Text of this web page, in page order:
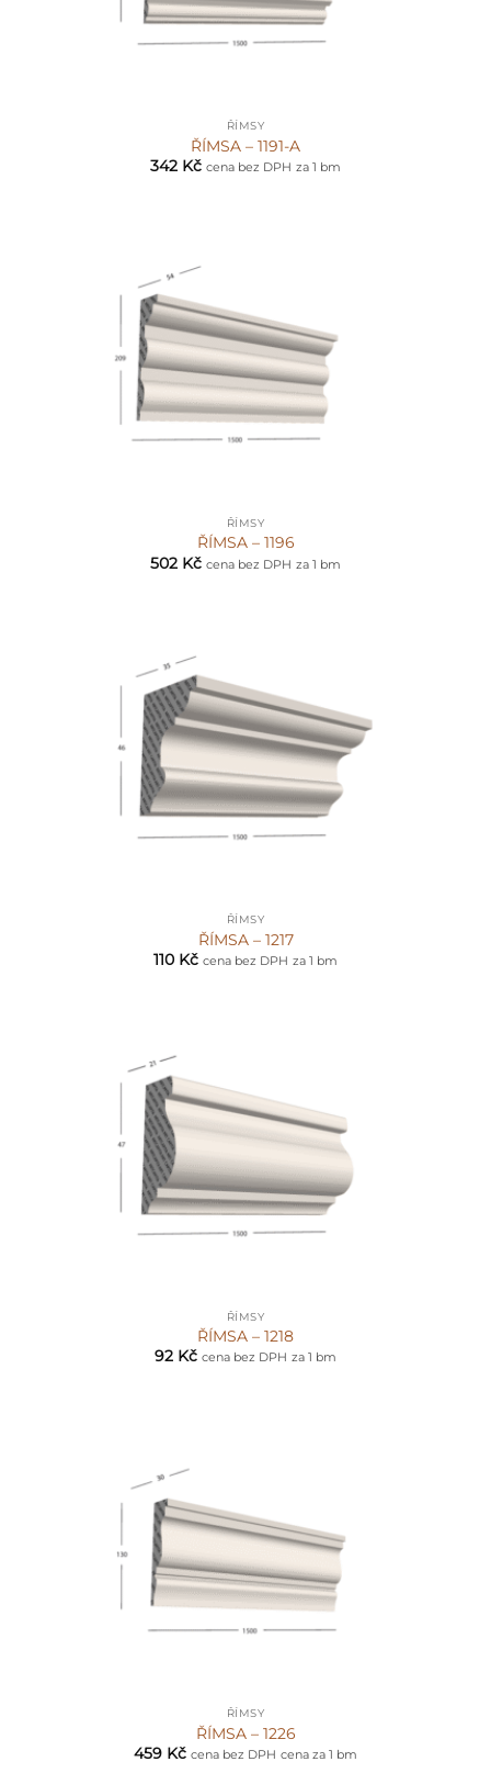
ŘÍMSY
ŘÍMSA – 1191-A
342 Kč cena bez DPH za 1 bm
ŘÍMSY
ŘÍMSA – 1196
502 Kč cena bez DPH za 1 bm
ŘÍMSY
ŘÍMSA – 1217
110 Kč cena bez DPH za 1 bm
ŘÍMSY
ŘÍMSA – 1218
92 Kč cena bez DPH za 1 bm
ŘÍMSY
ŘÍMSA – 1226
459 Kč cena bez DPH cena za 1 bm